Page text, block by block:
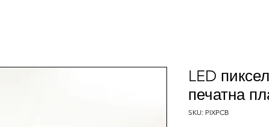
LED
печатна
SKU: PIXPCB